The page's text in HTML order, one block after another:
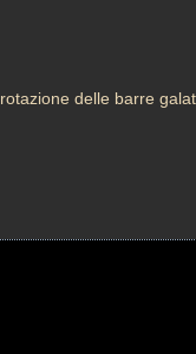
rotazione delle barre